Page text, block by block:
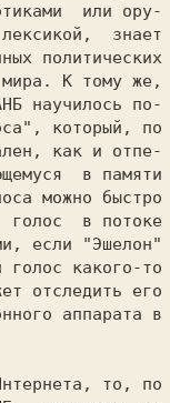
или opy-
знает
политических
K тому же,
научилось по-
который, по
как и отпе-
в памяти
можно быстро
голос  в потоке
если "Эшелон"
голос какого-то
отследить его
аппарата в